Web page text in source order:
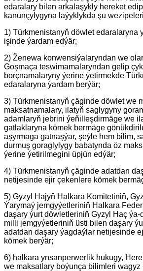
edaralary bilen arkalaşykly hereket
kanunçylygyna laýyklykda şu
1) Türkmenistanyň döwlet edaralaryna
işinde ýardam edýär;
2) Ženewa konwensiýalaryndan we
Goşmaça teswimamalaryndan gelip
borçnamalaryny ýerine ýetirmekde
edaralaryna ýardam berýär;
3) Türkmenistanyň çäginde döwlet we
maksatnamalary, ilatyň saglygyny
adamlaryň jebrini ýeňilleşdirmäge we
gatlaklaryna kömek bermäge
aşyrmaga gatnaşýar, şeýle hem bilim,
durmuş goraglylygy babatynda öz
ýerine ýetirilmegini üpjün edýär;
4) Türkmenistanyň çäginde adatdan
netijesinde ejir çekenlere kömek
5) Gyzyl Hajyň Halkara Komitetiniň,
Ýarymaý jemgyýetleriniň Halkara
daşary ýurt döwletleriniň Gyzyl Haç ýa-
milli jemgyýetleriniň üsti bilen daşary
adatdan daşary ýagdaýlar netijesinde
kömek berýär;
6) halkara ynsanperwerlik hukugy,
we maksatlary boýunça bilimleri wagyz